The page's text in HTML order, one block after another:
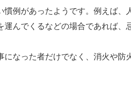
例があったようです。例えば、
んでくるなどの場合であれば、
なった者だけでなく、消火や防